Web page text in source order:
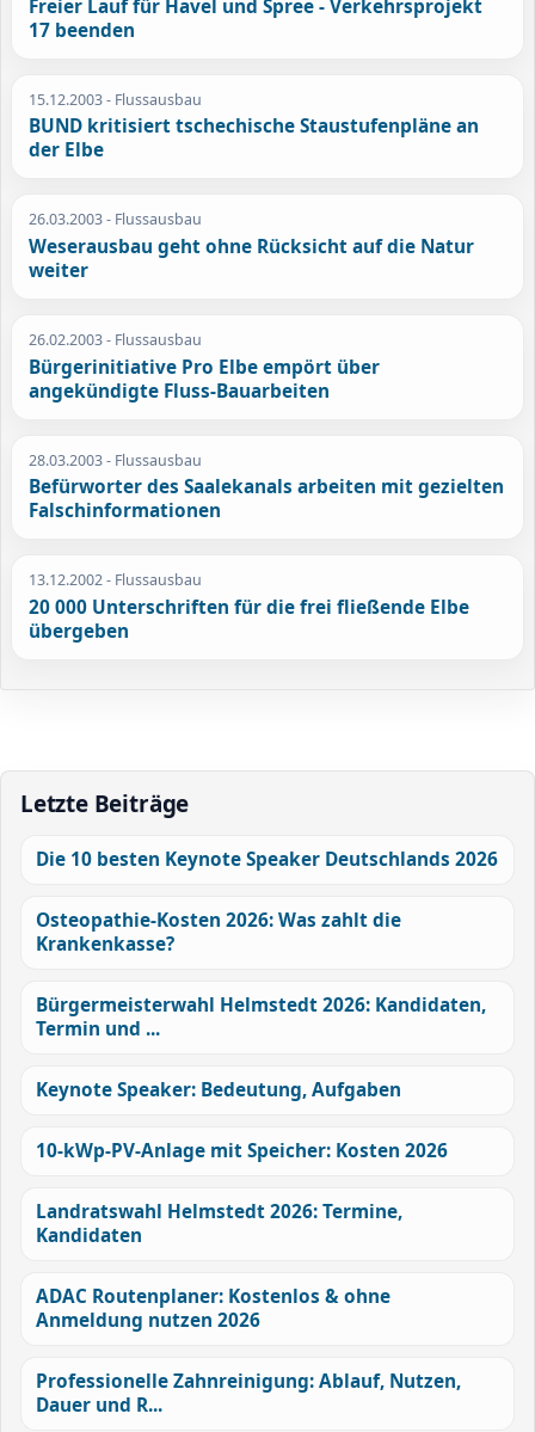
Freier Lauf für Havel und Spree - Verkehrsprojekt
17 beenden
15.12.2003- Flussausbau
BUND kritisiert tschechische Staustufenpläne an
der Elbe
26.03.2003- Flussausbau
Weserausbau geht ohne Rücksicht auf die Natur
weiter
26.02.2003- Flussausbau
Bürgerinitiative Pro Elbe empört über
angekündigte Fluss-Bauarbeiten
28.03.2003- Flussausbau
Befürworter des Saalekanals arbeiten mit gezielten
Falschinformationen
13.12.2002- Flussausbau
20 000 Unterschriften für die frei fließende Elbe
übergeben
Letzte Beiträge
Die 10 besten Keynote Speaker Deutschlands 2026
Osteopathie-Kosten 2026: Was zahlt die
Krankenkasse?
Bürgermeisterwahl Helmstedt 2026: Kandidaten,
Termin und ...
Keynote Speaker: Bedeutung, Aufgaben
10-kWp-PV-Anlage mit Speicher: Kosten 2026
Landratswahl Helmstedt 2026: Termine,
Kandidaten
ADAC Routenplaner: Kostenlos & ohne
Anmeldung nutzen 2026
Professionelle Zahnreinigung: Ablauf, Nutzen,
Dauer und R...